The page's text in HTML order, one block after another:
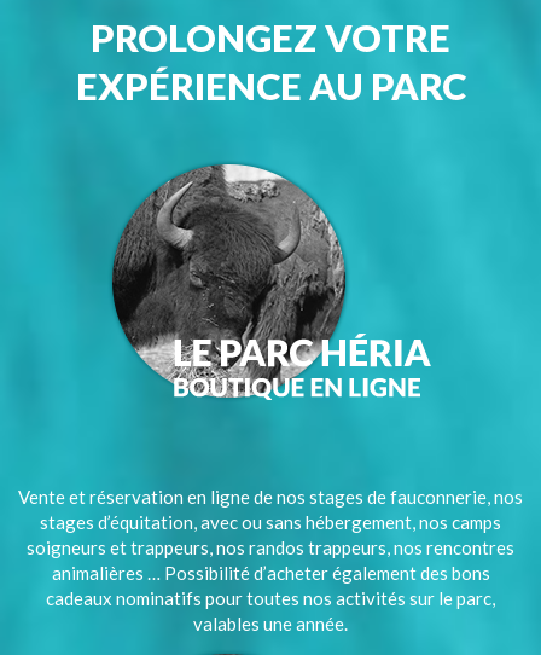
PROLONGEZ VOTRE
EXPÉRIENCE AU PARC
Vente et réservation en ligne de nos stages de fauconnerie, nos
stages d’équitation, avec ou sans hébergement, nos camps
soigneurs et trappeurs, nos randos trappeurs, nos rencontres
animalières … Possibilité d’acheter également des bons
cadeaux nominatifs pour toutes nos activités sur le parc,
valables une année.